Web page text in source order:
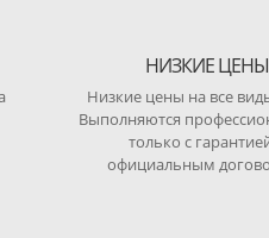
НИЗКИЕ ЦЕНЫ
Низкие цены на все
Выполняются
только с
официальным